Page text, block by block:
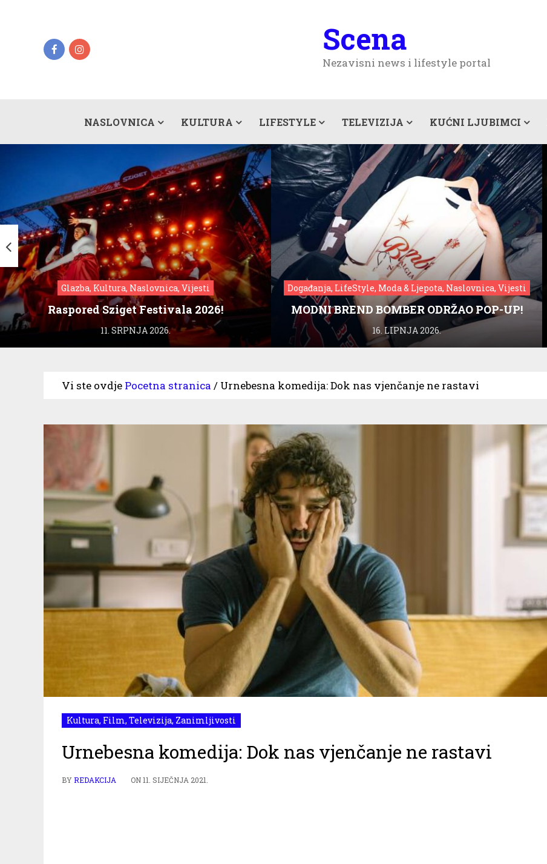
Scena
Nezavisni news i lifestyle portal
NASLOVNICA KULTURA LIFESTYLE TELEVIZIJA KUĆNI LJUBIMCI
Glazba, Kultura, Naslovnica, Vijesti
Raspored Sziget Festivala 2026!
11. SRPNJA 2026.
Događanja, LifeStyle, Moda & Ljepota, Naslovnica, Vijesti
MODNI BREND BOMBER ODRŽAO POP-UP!
16. LIPNJA 2026.
Vi ste ovdje Pocetna stranica / Urnebesna komedija: Dok nas vjenčanje ne rastavi
Kultura, Film, Televizija, Zanimljivosti
Urnebesna komedija: Dok nas vjenčanje ne rastavi
BYREDAKCIJA ON11. SIJEČNJA 2021.